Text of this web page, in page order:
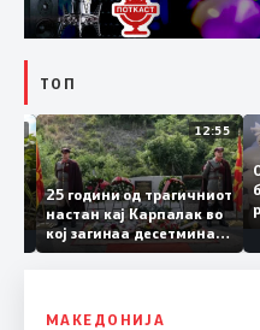
ТОП
13:04 12:55
25 години од трагичниот
настан кај Карпалак во
кој загинаа десетмина
македонски бранители
МАКЕДОНИЈА